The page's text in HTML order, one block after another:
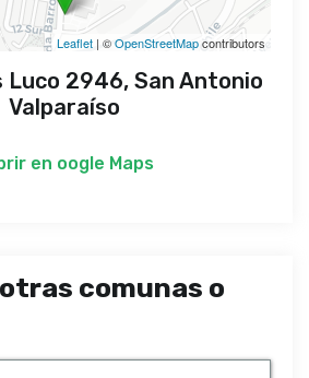
Leaflet | ©OpenStreetMapcontributors
Luco 2946, San Antonio
Valparaíso
en oogle Maps
comunas o